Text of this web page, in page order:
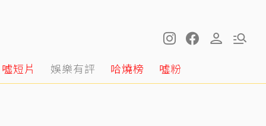
噓短片 娛樂有評 哈燒榜 噓粉